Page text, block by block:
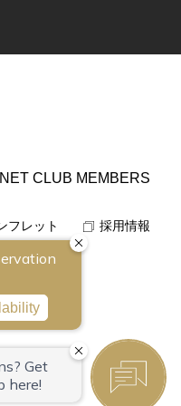
CLUB MEMBERS
フレット 採用情報